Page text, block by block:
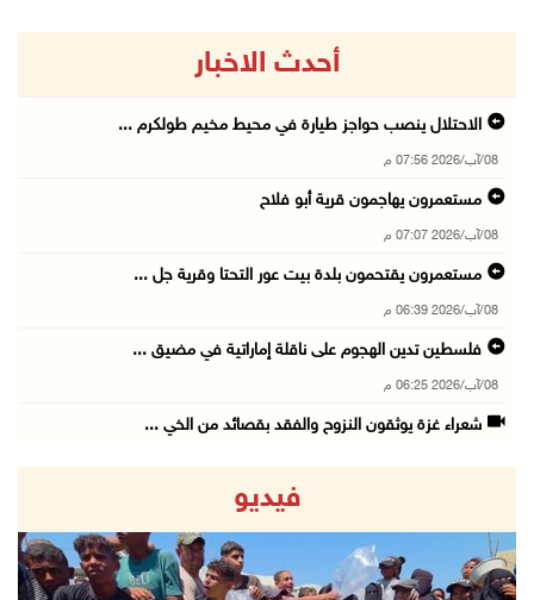
أحدث الاخبار
الاحتلال ينصب حواجز طيارة في محيط مخيم طولكرم ...
08/آب/2026 07:56 م
مستعمرون يهاجمون قرية أبو فلاح
08/آب/2026 07:07 م
مستعمرون يقتحمون بلدة بيت عور التحتا وقرية جل ...
08/آب/2026 06:39 م
فلسطين تدين الهجوم على ناقلة إماراتية في مضيق ...
08/آب/2026 06:25 م
شعراء غزة يوثقون النزوح والفقد بقصائد من الخي ...
الجامعة العربية الأمريكية تختتم فعاليات تخريج ...
08/آب/2026 06:20 م
إصابات بالاختناق خلال اقتحام الاحتلال قرية ال ...
فيديو